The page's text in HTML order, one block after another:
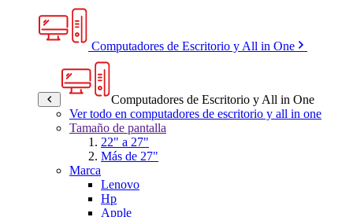
Computadores de Escritorio y All in One
Computadores de Escritorio y All in One
Ver todo en computadores de escritorio y all in one
Tamaño de pantalla
22" a 27"
Más de 27"
Marca
Lenovo
Hp
Apple